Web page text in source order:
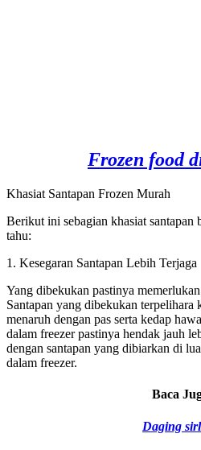
Frozen food
Khasiat Santapan Frozen Murah
Berikut ini sebagian khasiat santapan
tahu:
1. Kesegaran Santapan Lebih Terjaga
Yang dibekukan pastinya
Santapan yang dibekukan terpelihara
menaruh dengan pas serta kedap
dalam freezer pastinya hendak jauh
dengan santapan yang dibiarkan di
dalam freezer.
Baca
Daging